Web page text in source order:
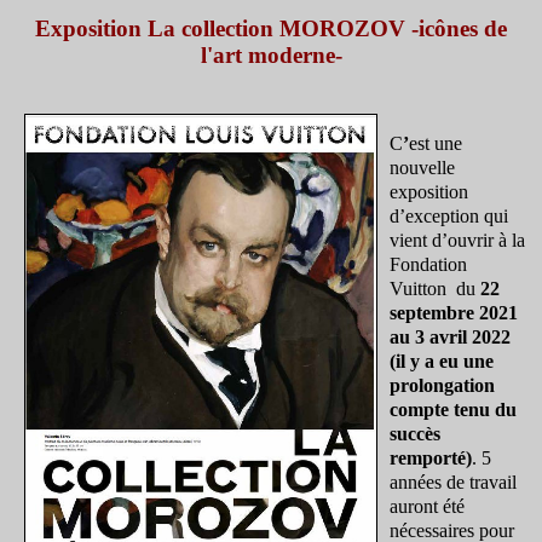
Exposition La collection MOROZOV -icônes de
l'art moderne-
C’est une
nouvelle
exposition
d’exception qui
vient d’ouvrir à la
Fondation
Vuitton du 22
septembre 2021
au 3 avril 2022
(il y a eu une
prolongation
compte tenu du
succès
remporté). 5
années de travail
auront été
nécessaires pour